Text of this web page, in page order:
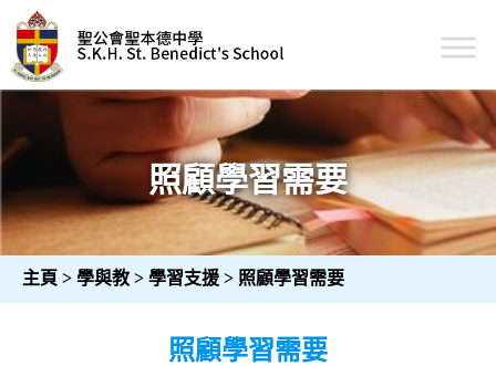
content
聖公會聖本德中學
照顧學習需要
主頁 > 學與教 > 學習支援 > 照顧學習需要
照顧學習需要